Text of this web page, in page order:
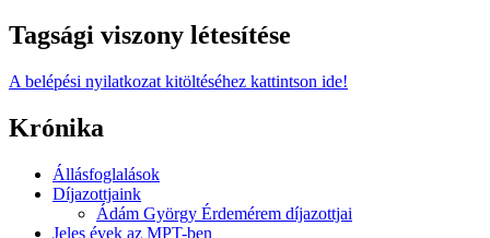
Tagsági viszony létesítése
A belépési nyilatkozat kitöltéséhez kattintson ide!
Krónika
Állásfoglalások
Díjazottjaink
Ádám György Érdemérem díjazottjai
Jeles évek az MPT-ben